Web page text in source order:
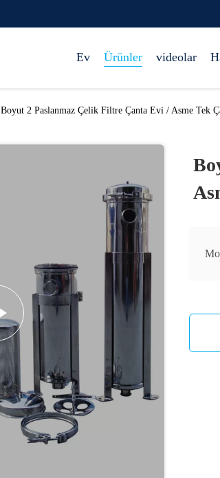
Ev Ürünler videolar
Boyut 2 Paslanmaz Çelik Filtre Çanta Evi / Asme Tek